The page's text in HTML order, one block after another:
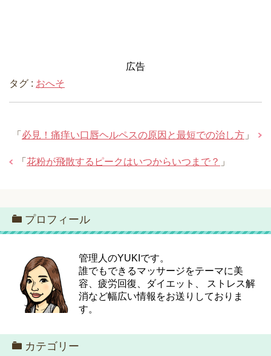
広告
タグ : おへそ
「 必見！痛痒い口唇ヘルペスの原因と最短での治し方 」
「 花粉が飛散するピークはいつからいつまで？ 」
プロフィール
管理人のYUKIです。
誰でもできるマッサージをテーマに美
容、疲労回復、ダイエット、 ストレス解
消など幅広い情報をお送りしておりま
す。
カテゴリー